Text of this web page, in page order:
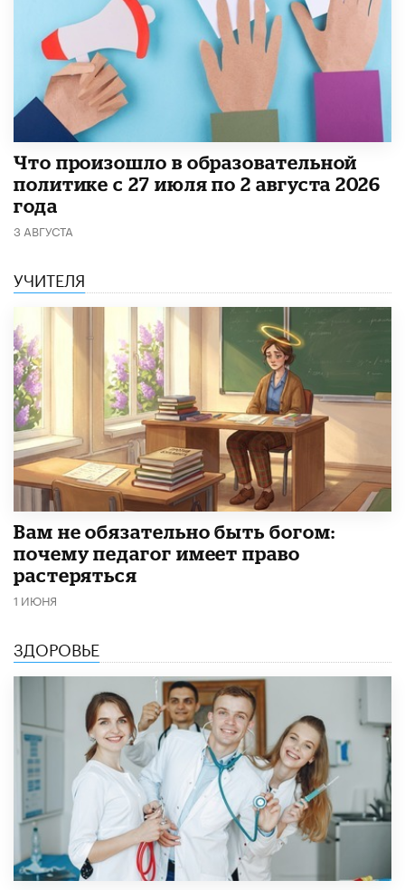
​Что произошло в образовательной
политике с 27 июля по 2 августа 2026
года
3 АВГУСТА
УЧИТЕЛЯ
​Вам не обязательно быть богом:
почему педагог имеет право
растеряться
1 ИЮНЯ
ЗДОРОВЬЕ